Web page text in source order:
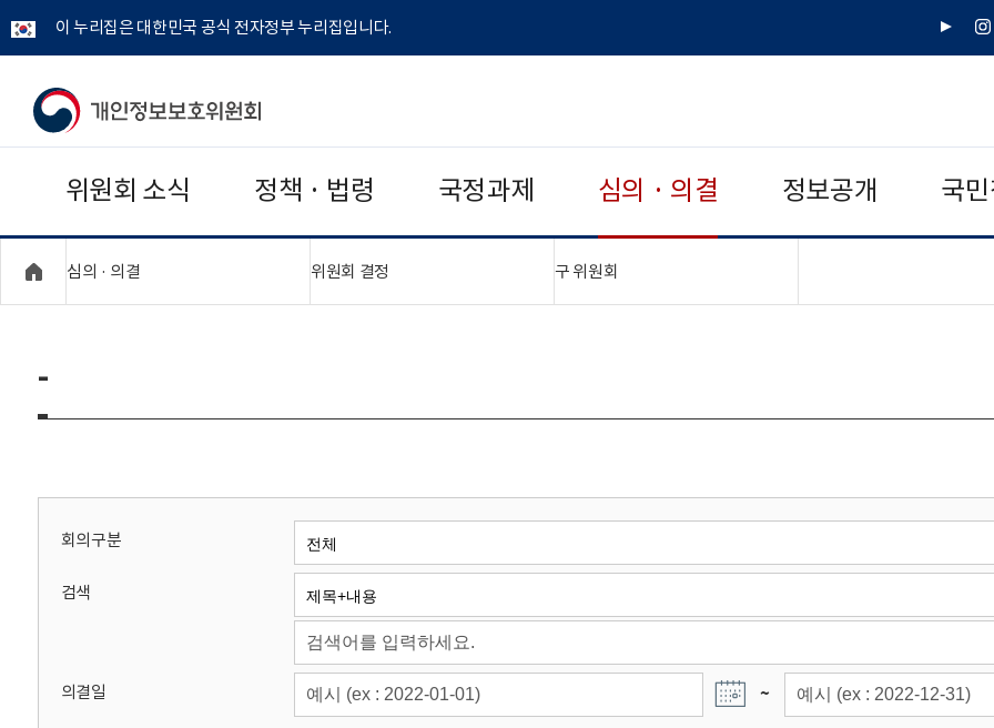
이 누리집은 대한민국 공식 전자정부 누리집입니다.
유
인
개
보
보
위
회
위원회 소식 정책 · 법령 국정과제 심의 · 의결 정보공개 국
심의 · 의결 위원회 결정 구 위원회
-
회의구분
검색
의결일 ~